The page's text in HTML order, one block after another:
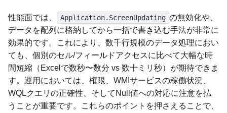
性能面では、 Application.ScreenUpdating の無効化や、
データを配列に格納してから一括で書き込む手法が非常に
効果的です。これにより、数千行規模のデータ処理におい
ても、個別のセル/フィールドアクセスに比べて大幅な時
間短縮（Excelで数秒〜数分 vs 数十ミリ秒）が期待できま
す。運用においては、権限、WMIサービスの稼働状況、
WQLクエリの正確性、そしてNull値への対応に注意を払
うことが重要です。これらのポイントを押さえることで、